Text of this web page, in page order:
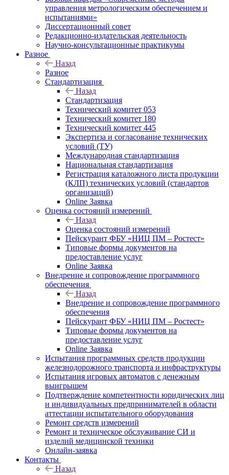
управления метрологическим обеспечением и
испытаниями»
Диссертационный совет
Редакционно-издательская деятельность
Научно-консультационные практикумы
Разное
Назад
Разное
Стандартизация
Назад
Стандартизация
Технический комитет 053
Технический комитет 180
Технический комитет 445
Экспертиза и согласование технических
условий (ТУ)
Международная стандартизация
Национальная стандартизация
Регистрация каталожного листа продукции
(КЛП) технических условий (стандартов
организаций)
Online Заявка
Оценка состояний измерений
Назад
Оценка состояний измерений
Пейскурант ФБУ «НИЦ ПМ – Ростест»
Типовые формы документов на
предоставление услуг
Online Заявка
Внедрение и сопровождение программного
обеспечения
Назад
Внедрение и сопровождение программного
обеспечения
Пейскурант ФБУ «НИЦ ПМ – Ростест»
Типовые формы документов на
предоставление услуг
Online Заявка
Испытания программных средств продукции
железнодорожного транспорта и инфраструктуры
Испытания игровых автоматов с денежным
выигрышем
Подтверждение компетентности юридических лиц
и индивидуальных предпринимателей в области
аттестации испытательного оборудования
Ремонт средств измерений
Ремонт и техническое обслуживание СИ и
изделий медицинской техники
Онлайн-заявка
Контакты
Назад